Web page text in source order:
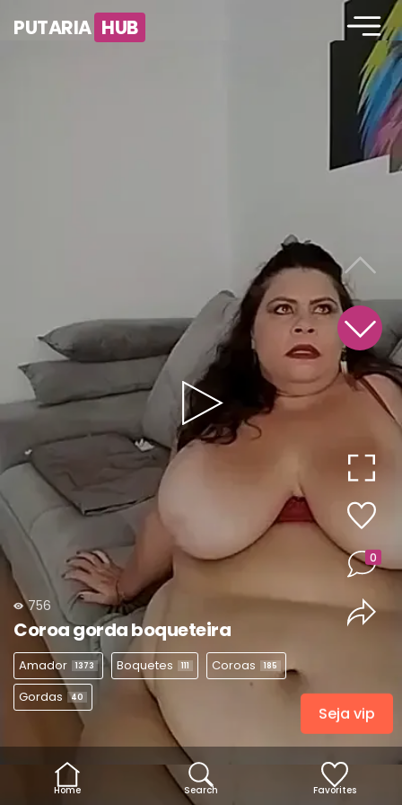
PUTARIA HUB
Play
Video
756
Coroa gorda boqueteira
Amador 1373 Boquetes 111 Coroas 185
Gordas 40
0
Home Search Favorites
Seja vip